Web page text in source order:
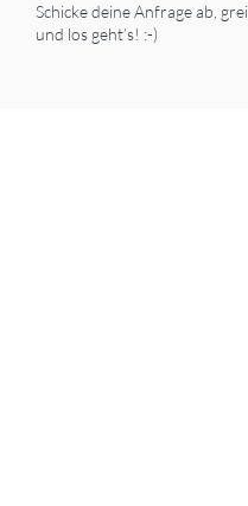
Schicke deine Anfrage ab,
und los geht’s! :-)